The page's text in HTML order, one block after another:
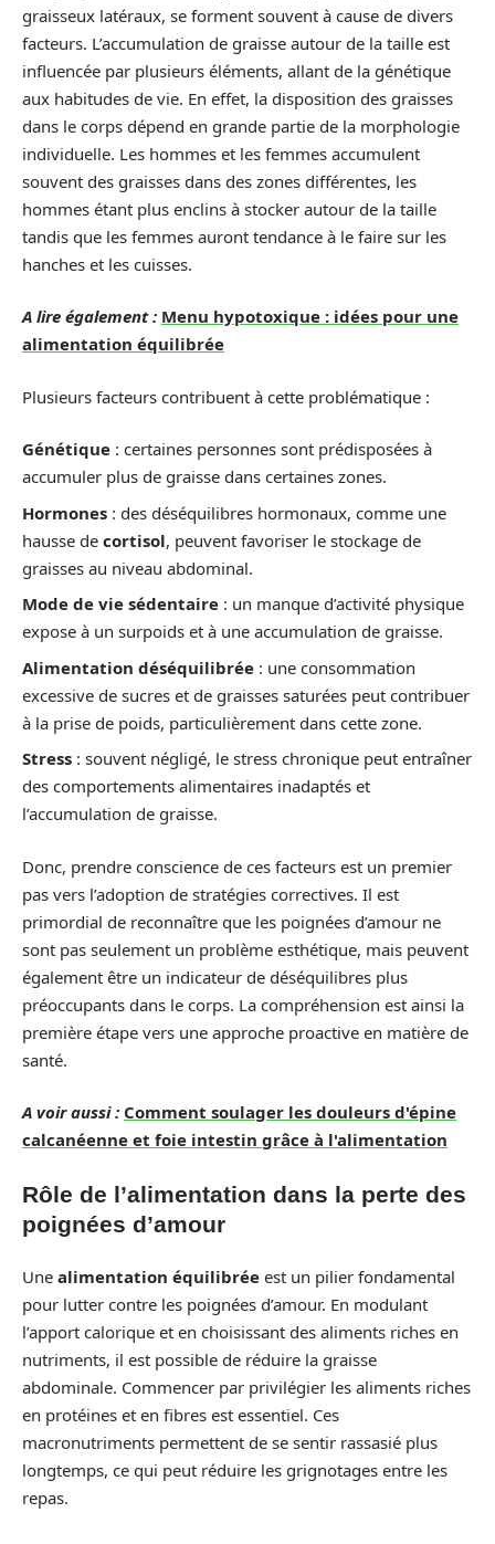
graisseux latéraux, se forment souvent à cause de divers
facteurs. L’accumulation de graisse autour de la taille est
influencée par plusieurs éléments, allant de la génétique
aux habitudes de vie. En effet, la disposition des graisses
dans le corps dépend en grande partie de la morphologie
individuelle. Les hommes et les femmes accumulent
souvent des graisses dans des zones différentes, les
hommes étant plus enclins à stocker autour de la taille
tandis que les femmes auront tendance à le faire sur les
hanches et les cuisses.
A lire également : Menu hypotoxique : idées pour une
alimentation équilibrée
Plusieurs facteurs contribuent à cette problématique :
Génétique : certaines personnes sont prédisposées à
accumuler plus de graisse dans certaines zones.
Hormones : des déséquilibres hormonaux, comme une
hausse de cortisol, peuvent favoriser le stockage de
graisses au niveau abdominal.
Mode de vie sédentaire : un manque d’activité physique
expose à un surpoids et à une accumulation de graisse.
Alimentation déséquilibrée : une consommation
excessive de sucres et de graisses saturées peut contribuer
à la prise de poids, particulièrement dans cette zone.
Stress : souvent négligé, le stress chronique peut entraîner
des comportements alimentaires inadaptés et
l’accumulation de graisse.
Donc, prendre conscience de ces facteurs est un premier
pas vers l’adoption de stratégies correctives. Il est
primordial de reconnaître que les poignées d’amour ne
sont pas seulement un problème esthétique, mais peuvent
également être un indicateur de déséquilibres plus
préoccupants dans le corps. La compréhension est ainsi la
première étape vers une approche proactive en matière de
santé.
A voir aussi : Comment soulager les douleurs d'épine
calcanéenne et foie intestin grâce à l'alimentation
Rôle de l’alimentation dans la perte des
poignées d’amour
Une alimentation équilibrée est un pilier fondamental
pour lutter contre les poignées d’amour. En modulant
l’apport calorique et en choisissant des aliments riches en
nutriments, il est possible de réduire la graisse
abdominale. Commencer par privilégier les aliments riches
en protéines et en fibres est essentiel. Ces
macronutriments permettent de se sentir rassasié plus
longtemps, ce qui peut réduire les grignotages entre les
repas.